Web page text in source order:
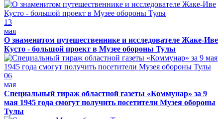
13
мая
О знаменитом путешественнике и исследователе Жаке-Иве
Кусто - большой проект в Музее обороны Тулы
06
мая
Специальный тираж областной газеты «Коммунар» за 9
мая 1945 года смогут получить посетители Музея обороны
Тулы